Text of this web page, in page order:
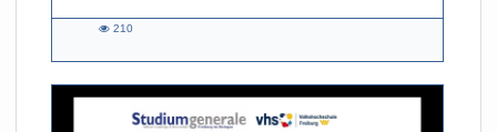
210